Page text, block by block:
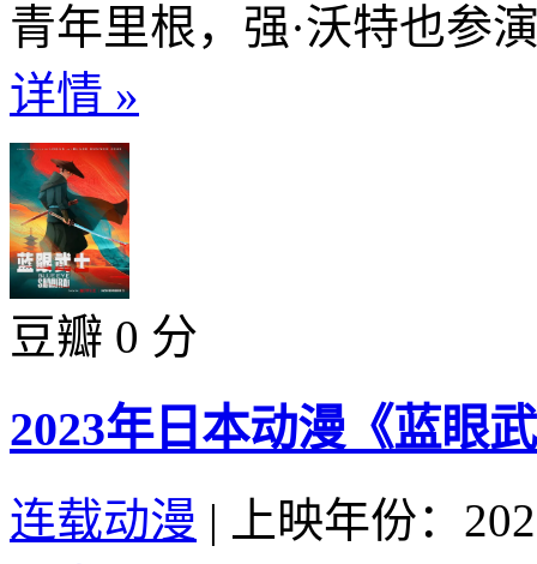
青年里根，强·沃特也参
详情 »
豆瓣 0 分
2023年日本动漫《蓝眼
连载动漫 |
上映年份：